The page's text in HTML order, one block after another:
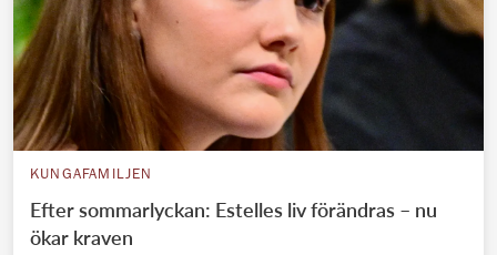
KUNGAFAMILJEN
Efter sommarlyckan: Estelles liv förändras – nu
ökar kraven